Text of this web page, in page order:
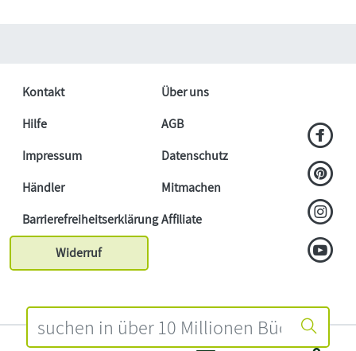
Kontakt
Über uns
Hilfe
AGB
Impressum
Datenschutz
Händler
Mitmachen
BarrierefreiheitserklärungAffiliate
Widerruf